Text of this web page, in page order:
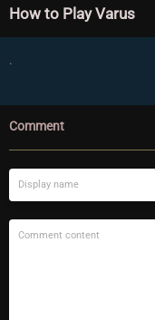
How to Play Varus
.
Comment